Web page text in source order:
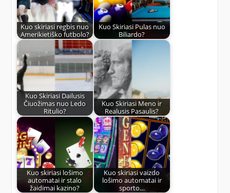
Kuo skiriasi regbis nuo
Amerikietiško futbolo?
Kuo Skiriasi Pulas nuo
Biliardo?
Kuo Skiriasi Dailusis
Čiuožimas nuo Ledo
Ritulio?
Kuo Skiriasi Meno ir
Realusis Pasaulis?
Kuo skiriasi lošimo
automatai ir stalo
žaidimai kazino?
Kuo skiriasi vaizdo
lošimo automatai ir
sporto…